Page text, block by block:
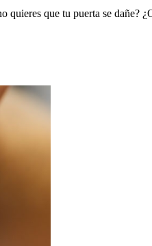
quieres que tu puerta se dañe?